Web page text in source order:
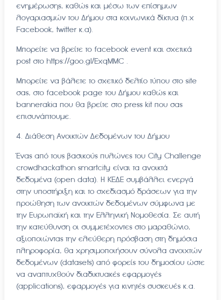
ενημέρωσης, καθώς και μέσω των επίσημων
λογαριασμών του Δήμου στα κοινωνικά δίκτυα (π.χ
Facebook, twitter κ.α).
Μπορείτε να βρείτε το facebook event και σχετικά
post στo https://goo.gl/ExqMMC .
Μπορείτε να βάλετε το σχετικό δελτίο τύπου στο site
σας, στο facebook page του Δήμου καθώς και
bannerakia που θα βρείτε στο press kit που σας
επισυνάπτουμε.
4. Διάθεση Ανοικτών Δεδομένων του Δήμου
Ένας από τους βασικούς πυλώνες του City Challenge
crowdhackathon smartcity είναι τα ανοικτά
δεδομένα (open data). H ΚΕΔΕ συμβάλλει ενεργά
στην υποστήριξη και το σχεδιασμό δράσεων για την
προώθηση των ανοικτών δεδομένων σύμφωνα με
την Ευρωπαϊκή και την Ελληνική Νομοθεσία. Σε αυτή
την κατεύθυνση οι συμμετέχοντες στο μαραθώνιο,
αξιοποιώντας την ελεύθερη πρόσβαση στη δημόσια
πληροφορία, θα χρησιμοποιήσουν σύνολα ανοιχτών
δεδομένων (datasets) από φορείς του δημοσίου ώστε
να αναπτυχθούν διαδικτυακές εφαρμογές
(applications), εφαρμογές για κινητές συσκευές κ.α.